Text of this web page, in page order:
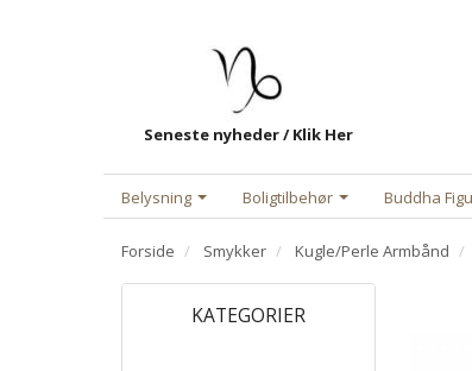
Seneste nyheder / Klik Her
Belysning Boligtilbehør Buddha
Forside Smykker Kugle/Perle Armbånd
KATEGORIER